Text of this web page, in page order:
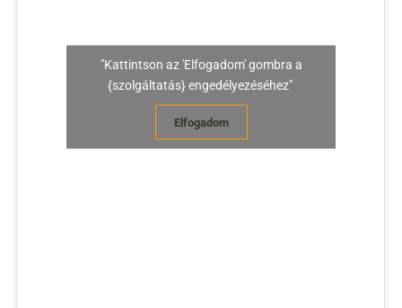
"Kattintson az 'Elfogadom' gombra a
{szolgáltatás} engedélyezéséhez"
Elfogadom